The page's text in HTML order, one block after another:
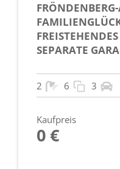
SEPARATE
2 6 3
Kaufpreis
0 €